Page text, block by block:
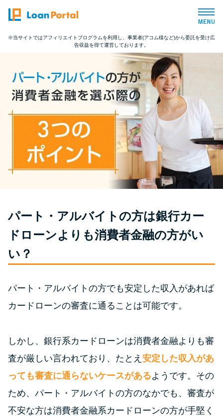
トップページ
おすすめコンテンツ
総合人気ランキング
とにかくすぐ借りたい方向け
バレずに借りたい方向け
便利なコンテンツ
カードローンQ&A
特集ページ
リボ払いをそのまま払いきると
損！
カードローンの見直しで40万円
得した話
※当サイトではアフィリエイトプログラムを利用し、事業者(アコム様など)から委託を受け広
告収益を得て運営しております。
パート・アルバイトの方は銀行カー
ドローンよりも消費者金融の方がい
い？
パート・アルバイトの方でも安定した収入があれば
カードローンの審査に通ることは可能です。
しかし、銀行系カードローンは消費者金融よりも審
査が厳しい言われており、たとえ 安定した収入があ
っても審査に通らないケースがあるようです。その
ため、パート・アルバイトの方のなかでも、審査が
不安な方は消費者金融系カードローンの方が手堅く